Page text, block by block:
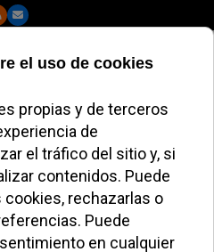
aprueba
Biblia en
un debate